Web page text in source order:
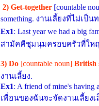
2) Get-together [countable
something. งานเลี้ยงที่ไม่เป็
Ex1: Last year we had a big
สามัคคีชุมนุมครอบครัวที่ให
3) Do [countable noun] British
งานเลี้ยง.
Ex1: A friend of mine's having
เพื่อนของฉันจะจัดงานเลี้ยง